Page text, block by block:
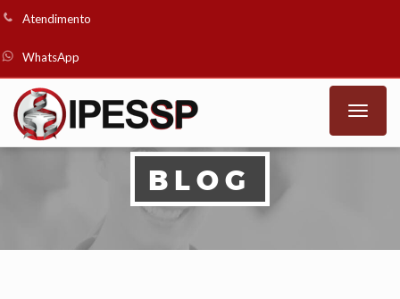
Atendimento
WhatsApp
Toggle
BLOG